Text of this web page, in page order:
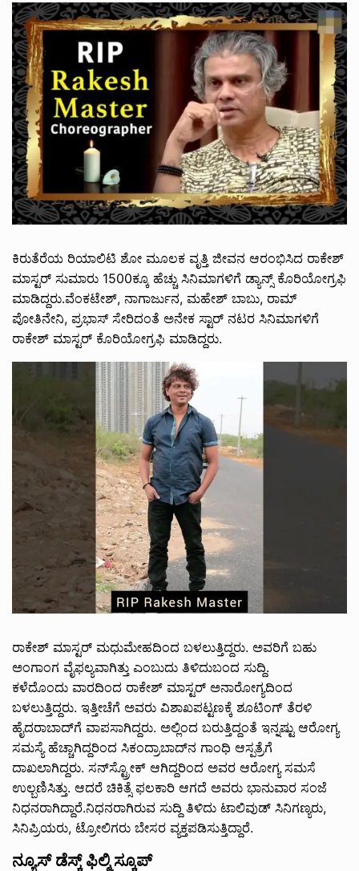
ಕಿರುತೆರೆಯ ರಿಯಾಲಿಟಿ ಶೋ ಮೂಲಕ ವೃತ್ತಿ ಜೀವನ ಆರಂಭಿಸಿದ ರಾಕೇಶ್‌
ಮಾಸ್ಟರ್‌ ಸುಮಾರು 1500ಕ್ಕೂ ಹೆಚ್ಚು ಸಿನಿಮಾಗಳಿಗೆ ಡ್ಯಾನ್ಸ್‌ ಕೊರಿಯೋಗ್ರಫಿ
ಮಾಡಿದ್ದರು.ವೆಂಕಟೇಶ್‌, ನಾಗಾರ್ಜುನ, ಮಹೇಶ್‌ ಬಾಬು, ರಾಮ್‌
ಪೋತಿನೇನಿ, ಪ್ರಭಾಸ್‌ ಸೇರಿದಂತೆ ಅನೇಕ ಸ್ಟಾರ್‌ ನಟರ ಸಿನಿಮಾಗಳಿಗೆ
ರಾಕೇಶ್‌ ಮಾಸ್ಟರ್‌ ಕೊರಿಯೋಗ್ರಫಿ ಮಾಡಿದ್ದರು.
ರಾಕೇಶ್‌ ಮಾಸ್ಟರ್‌ ಮಧುಮೇಹದಿಂದ ಬಳಲುತ್ತಿದ್ದರು. ಅವರಿಗೆ ಬಹು
ಅಂಗಾಂಗ ವೈಫಲ್ಯವಾಗಿತ್ತು ಎಂಬುದು ತಿಳಿದುಬಂದ ಸುದ್ದಿ.
ಕಳೆದೊಂದು ವಾರದಿಂದ ರಾಕೇಶ್‌ ಮಾಸ್ಟರ್‌ ಅನಾರೋಗ್ಯದಿಂದ
ಬಳಲುತ್ತಿದ್ದರು. ಇತ್ತೀಚೆಗೆ ಅವರು ವಿಶಾಖಪಟ್ಟಣಕ್ಕೆ ಶೂಟಿಂಗ್‌ ತೆರಳಿ
ಹೈದರಾಬಾದ್‌ಗೆ ವಾಪಸಾಗಿದ್ದರು. ಅಲ್ಲಿಂದ ಬರುತ್ತಿದ್ದಂತೆ ಇನ್ನಷ್ಟು ಆರೋಗ್ಯ
ಸಮಸ್ಯೆ ಹೆಚ್ಚಾಗಿದ್ದರಿಂದ ಸಿಕಂದ್ರಾಬಾದ್‌ನ ಗಾಂಧಿ ಆಸ್ಪತ್ರೆಗೆ
ದಾಖಲಾಗಿದ್ದರು. ಸನ್‌ಸ್ಟ್ರೋಕ್‌ ಆಗಿದ್ದರಿಂದ ಅವರ ಆರೋಗ್ಯ ಸಮಸೆ
ಉಲ್ಬಣಿಸಿತ್ತು. ಆದರೆ ಚಿಕಿತ್ಸೆ ಫಲಕಾರಿ ಆಗದೆ ಅವರು ಭಾನುವಾರ ಸಂಜೆ
ನಿಧನರಾಗಿದ್ದಾರೆ.ನಿಧನರಾಗಿರುವ ಸುದ್ದಿ ತಿಳಿದು ಟಾಲಿವುಡ್‌ ಸಿನಿಗಣ್ಯರು,
ಸಿನಿಪ್ರಿಯರು, ಟ್ರೋಲಿಗರು ಬೇಸರ ವ್ಯಕ್ತಪಡಿಸುತ್ತಿದ್ದಾರೆ.
ನ್ಯೂಸ್ ಡೆಸ್ಕ್ ಫಿಲ್ಮಿ ಸ್ಕೂಪ್